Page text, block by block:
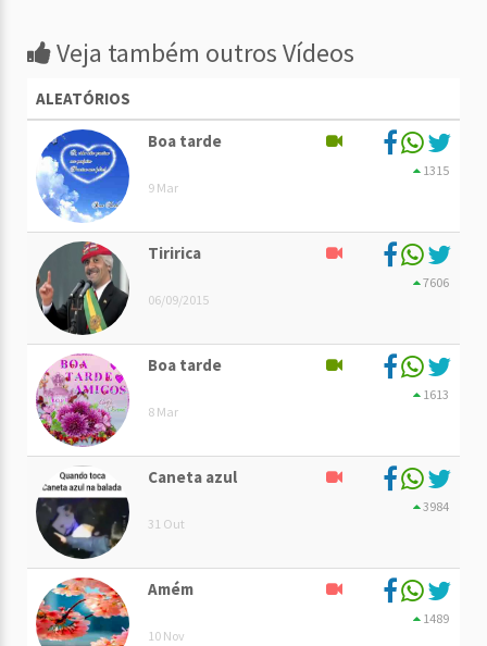
Veja também outros Vídeos
ALEATÓRIOS
Boa tarde
9 Mar
1315
Tiririca
06/09/2015
7606
Boa tarde
8 Mar
1613
Caneta azul
31 Out
3984
Amém
10 Nov
1489